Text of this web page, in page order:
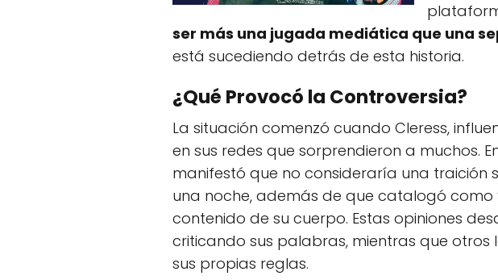
ser más una jugada mediática que una
está sucediendo detrás de esta historia.
¿Qué Provocó la Controversia?
La situación comenzó cuando Cleress,
en sus redes que sorprendieron a muchos.
manifestó que no consideraría una traición
una noche, además de que catalogó como
contenido de su cuerpo. Estas opiniones
criticando sus palabras, mientras que
sus propias reglas.